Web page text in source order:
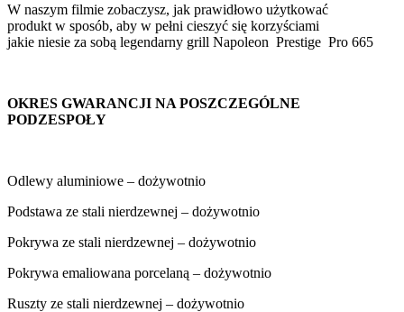
W naszym filmie zobaczysz, jak prawidłowo użytkować
produkt w sposób, aby w pełni cieszyć się korzyściami
jakie niesie za sobą legendarny grill Napoleon Prestige Pro 665
OKRES GWARANCJI NA POSZCZEGÓLNE
PODZESPOŁY
Odlewy aluminiowe – dożywotnio
Podstawa ze stali nierdzewnej – dożywotnio
Pokrywa ze stali nierdzewnej – dożywotnio
Pokrywa emaliowana porcelaną – dożywotnio
Ruszty ze stali nierdzewnej – dożywotnio